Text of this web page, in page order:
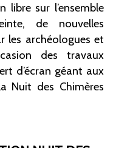
sur l’ensemble
de nouvelles
les archéologues et
des travaux
d’écran géant aux
Nuit des Chimères